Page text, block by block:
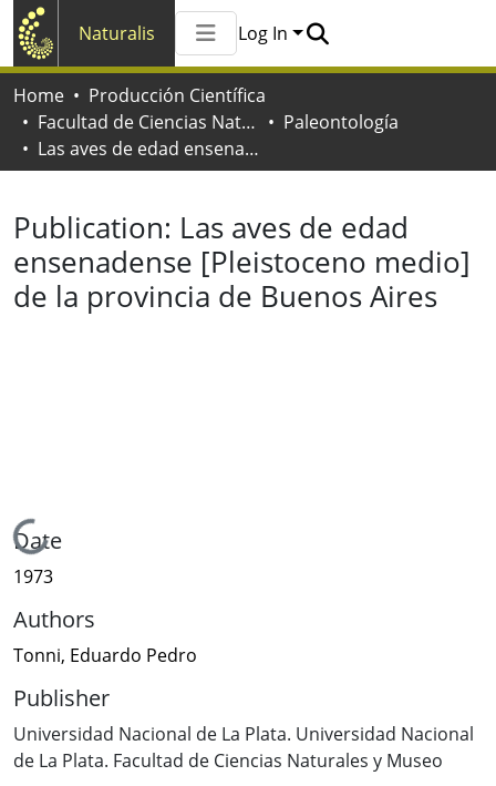
Naturalis
All of Naturalis
Log In
Home
Producción Científica
Facultad de Ciencias Naturales y Museo
Paleontología
Las aves de edad ensenadense [Pleistoceno medio] de la provincia de Buenos Aires
Publication: Las aves de edad
ensenadense [Pleistoceno medio]
de la provincia de Buenos Aires
Loading...
Date
1973
Authors
Tonni, Eduardo Pedro
Publisher
Universidad Nacional de La Plata. Universidad Nacional
de La Plata. Facultad de Ciencias Naturales y Museo